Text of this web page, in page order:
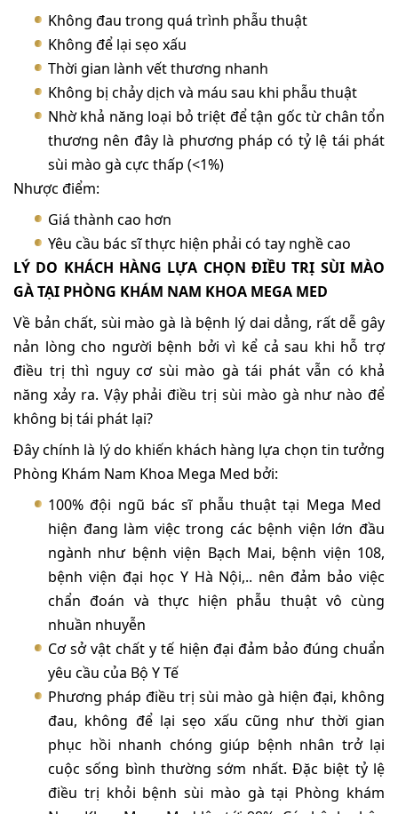
Không đau trong quá trình phẫu thuật
Không để lại sẹo xấu
Thời gian lành vết thương nhanh
Không bị chảy dịch và máu sau khi phẫu thuật
Nhờ khả năng loại bỏ triệt để tận gốc từ chân tổn
thương nên đây là phương pháp có tỷ lệ tái phát
sùi mào gà cực thấp (<1%)
Nhược điểm:
Giá thành cao hơn
Yêu cầu bác sĩ thực hiện phải có tay nghề cao
LÝ DO KHÁCH HÀNG LỰA CHỌN ĐIỀU TRỊ SÙI MÀO
GÀ TẠI PHÒNG KHÁM NAM KHOA MEGA MED
Về bản chất, sùi mào gà là bệnh lý dai dẳng, rất dễ gây
nản lòng cho người bệnh bởi vì kể cả sau khi hỗ trợ
điều trị thì nguy cơ sùi mào gà tái phát vẫn có khả
năng xảy ra. Vậy phải điều trị sùi mào gà như nào để
không bị tái phát lại?
Đây chính là lý do khiến khách hàng lựa chọn tin tưởng
Phòng Khám Nam Khoa Mega Med bởi:
100% đội ngũ bác sĩ phẫu thuật tại Mega Med
hiện đang làm việc trong các bệnh viện lớn đầu
ngành như bệnh viện Bạch Mai, bệnh viện 108,
bệnh viện đại học Y Hà Nội,.. nên đảm bảo việc
chẩn đoán và thực hiện phẫu thuật vô cùng
nhuần nhuyễn
Cơ sở vật chất y tế hiện đại đảm bảo đúng chuẩn
yêu cầu của Bộ Y Tế
Phương pháp điều trị sùi mào gà hiện đại, không
đau, không để lại sẹo xấu cũng như thời gian
phục hồi nhanh chóng giúp bệnh nhân trở lại
cuộc sống bình thường sớm nhất. Đặc biệt tỷ lệ
điều trị khỏi bệnh sùi mào gà tại Phòng khám